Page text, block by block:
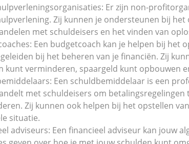
Er zijn non-
Zij kunnen je ondersteunen bij
met schuldeisers en het vinden van
Een budgetcoach kan je helpen bij het
bij het beheren van je financiën. Zij
kunt verminderen, spaargeld kunt opbouwen
Een schuldbemiddelaar is een
met schuldeisers om
Zij kunnen ook helpen bij het opstellen
situatie.
adviseurs: Een financieel adviseur kan jouw